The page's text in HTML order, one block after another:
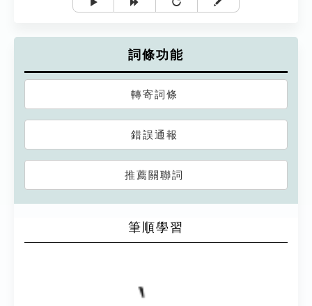
詞條功能
轉寄詞條
錯誤通報
推薦關聯詞
筆順學習